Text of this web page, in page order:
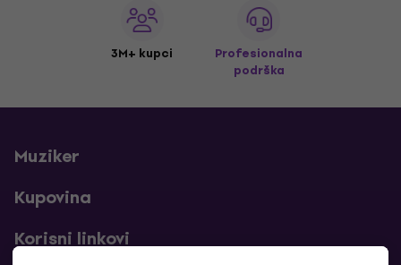
3M+ kupci
Profesionalna
podrška
Muziker
Kupovina
Korisni linkovi